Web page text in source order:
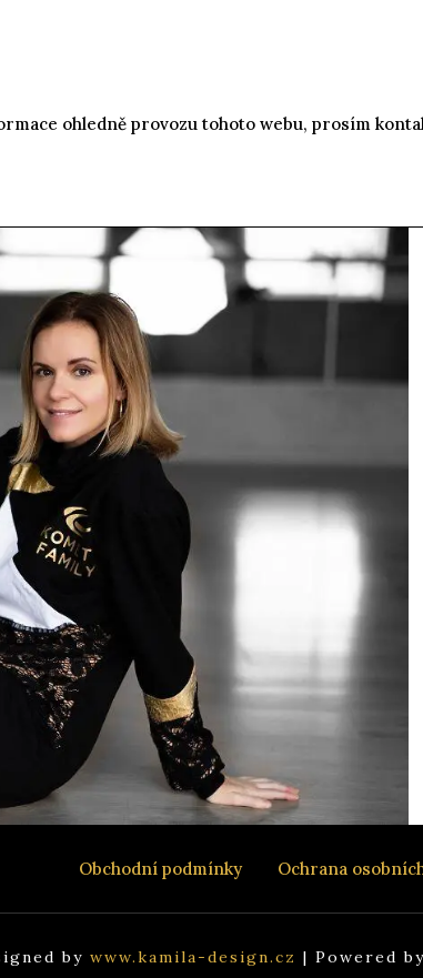
ohledně provozu tohoto webu, prosím
Obchodní podmínky Ochrana
by www.kamila-design.cz | Powered by